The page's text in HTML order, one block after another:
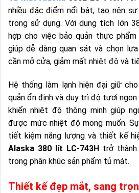
nhiều đặc điểm nổi bật, tạo nên
trong sử dụng. Với dung tích lớn
hợp cho việc bảo quản thực
giúp dễ dàng quan sát và chọn
cần mở cửa, giảm mất nhiệt độ và
Hệ thống làm lạnh hiện đại giữ
quản ổn định và duy trì độ tươi ngon
khiển nhiệt độ thông minh giúp
được mức nhiệt độ mong muốn.
tiết kiệm năng lượng và thiết kế
Alaska 380 lít LC-743Htrở thành
trong phân khúc sản phẩm tủ mát.
Thiết kế đẹp mắt, sang